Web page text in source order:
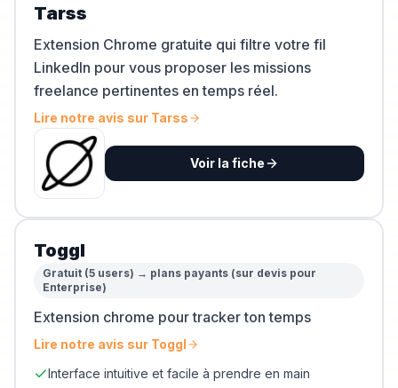
Tarss
Extension Chrome gratuite qui filtre votre fil
LinkedIn pour vous proposer les missions
freelance pertinentes en temps réel.
Lire notre avis sur Tarss
Voir la fiche
Toggl
Gratuit (5 users) → plans payants (sur devis pour
Enterprise)
Extension chrome pour tracker ton temps
Lire notre avis sur Toggl
Interface intuitive et facile à prendre en main